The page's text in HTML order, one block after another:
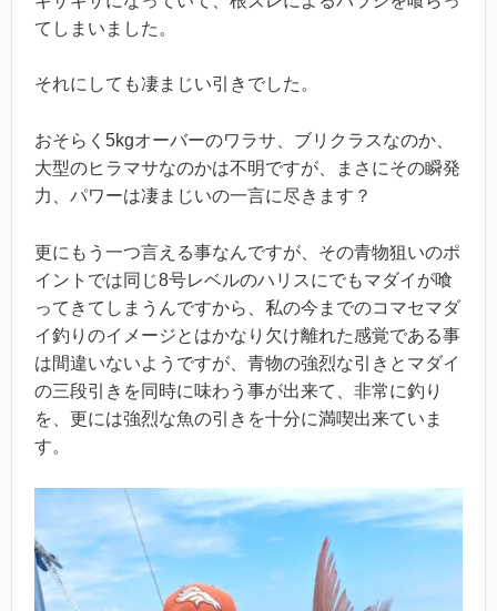
てしまいました。
それにしても凄まじい引きでした。
おそらく5kgオーバーのワラサ、ブリクラスなのか、
大型のヒラマサなのかは不明ですが、まさにその瞬発
力、パワーは凄まじいの一言に尽きます？
更にもう一つ言える事なんですが、その青物狙いのポ
イントでは同じ8号レベルのハリスにでもマダイが喰
ってきてしまうんですから、私の今までのコマセマダ
イ釣りのイメージとはかなり欠け離れた感覚である事
は間違いないようですが、青物の強烈な引きとマダイ
の三段引きを同時に味わう事が出来て、非常に釣り
を、更には強烈な魚の引きを十分に満喫出来ていま
す。